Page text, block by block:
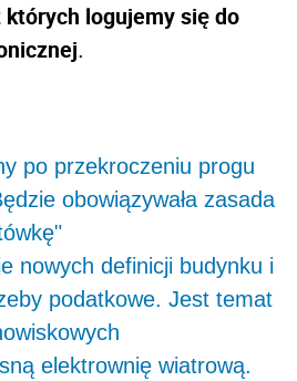
logujemy się do
.
po przekroczeniu progu
obowiązywała zasada
nowych definicji budynku i
podatkowe. Jest temat
elektrownię wiatrową.